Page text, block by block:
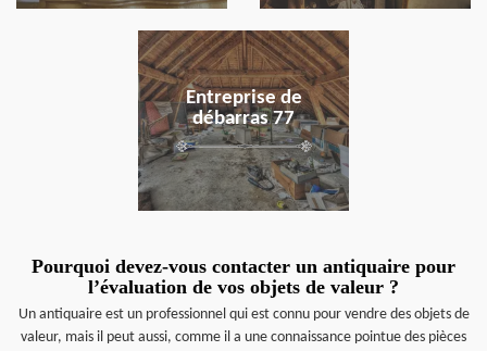
Entreprise de
débarras 77
en savoir plus
Pourquoi devez-vous contacter un antiquaire pour
l’évaluation de vos objets de valeur ?
Un antiquaire est un professionnel qui est connu pour vendre des objets de
valeur, mais il peut aussi, comme il a une connaissance pointue des pièces